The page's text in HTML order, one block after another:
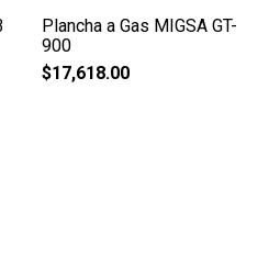
Plancha a Gas MIGSA GT-
900
$17,618.00